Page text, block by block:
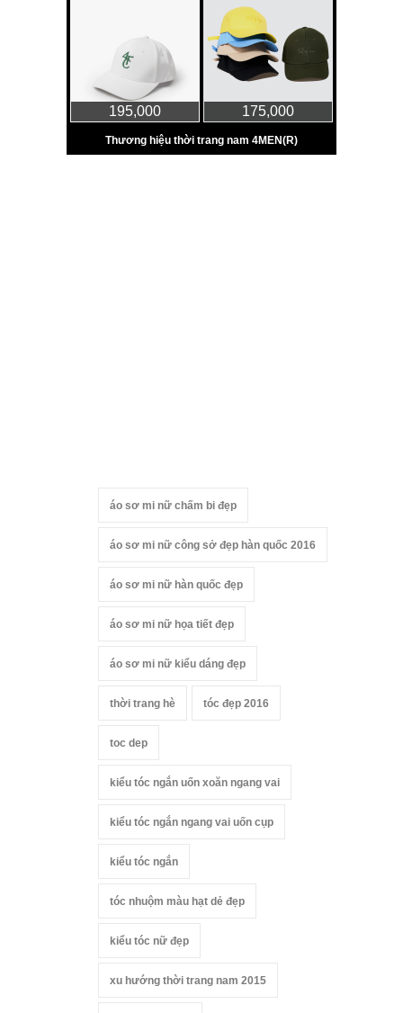
áo sơ mi nữ chấm bi đẹp
áo sơ mi nữ công sở đẹp hàn quốc 2016
áo sơ mi nữ hàn quốc đẹp
áo sơ mi nữ họa tiết đẹp
áo sơ mi nữ kiểu dáng đẹp
thời trang hè tóc đẹp 2016
toc dep
kiểu tóc ngắn uốn xoăn ngang vai
kiểu tóc ngắn ngang vai uốn cụp
kiểu tóc ngắn
tóc nhuộm màu hạt dẻ đẹp
kiểu tóc nữ đẹp
xu hướng thời trang nam 2015